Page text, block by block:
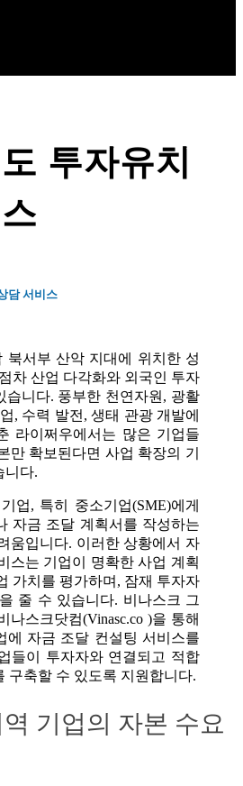
투자유치
담 서비스
북서부 산악 지대에 위치한 성
차 산업 다각화와 외국인 투자
습니다. 풍부한 천연자원, 광활
, 수력 발전, 생태 관광 개발에
라이쩌우에서는 많은 기업들
만 확보된다면 사업 확장의 기
니다.
업, 특히 중소기업(SME)에게
자금 조달 계획서를 작성하는
움입니다. 이러한 상황에서 자
스는 기업이 명확한 사업 계획
가치를 평가하며, 잠재 투자자
줄 수 있습니다. 비나스크 그
나스크닷컴(Vinasc.co )을 통해
에 자금 조달 컨설팅 서비스를
들이 투자자와 연결되고 적합
구축할 수 있도록 지원합니다.
기업의 자본 수요